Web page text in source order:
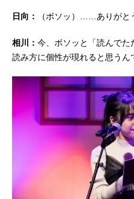
日向： （ボソッ）……ありがと
相川： 今、ボソッと「読んで
読み方に個性が現れると思うん